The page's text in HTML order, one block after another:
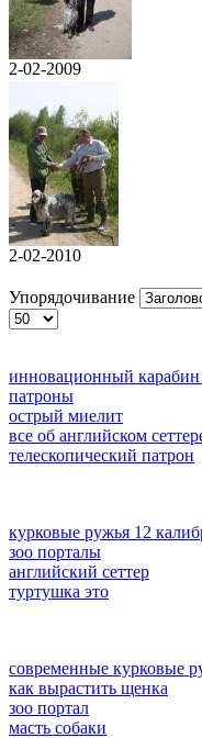
2-02-2009
2-02-2010
Упорядочивание
инновационный
патроны
острый миелит
все об английском
телескопический патрон
курковые ружья 12
зоо порталы
английский сеттер
туртушка это
современные курковые
как вырастить щенка
зоо портал
масть собаки